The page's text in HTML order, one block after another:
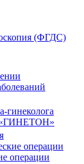
(ФГДС)
гинеколога
«ГИНЕТОН»
операции
операции